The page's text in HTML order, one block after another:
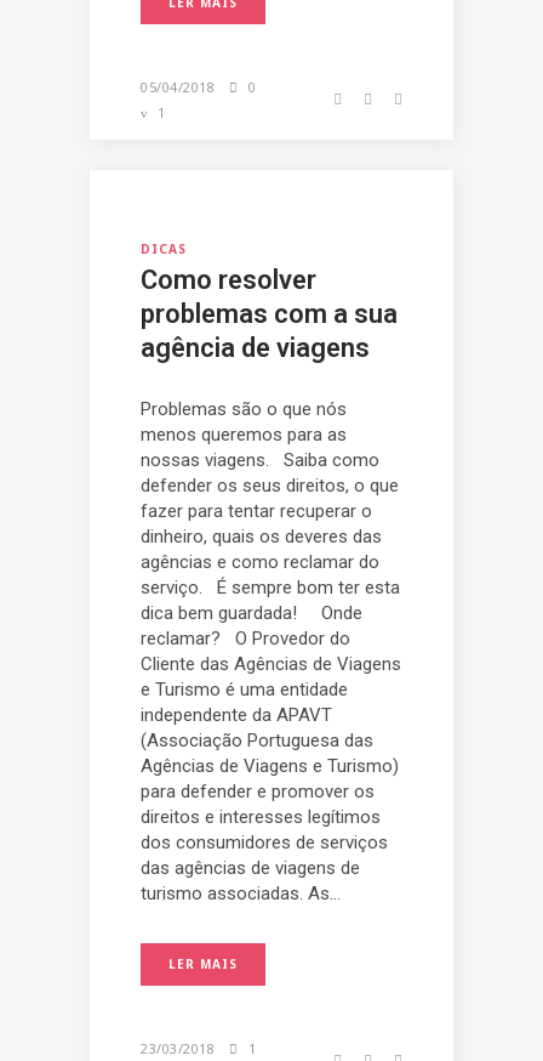
05/04/2018
0
1
DICAS
Como resolver
problemas com a sua
agência de viagens
Problemas são o que nós
menos queremos para as
nossas viagens. Saiba como
defender os seus direitos, o que
fazer para tentar recuperar o
dinheiro, quais os deveres das
agências e como reclamar do
serviço. É sempre bom ter esta
dica bem guardada! Onde
reclamar? O Provedor do
Cliente das Agências de Viagens
e Turismo é uma entidade
independente da APAVT
(Associação Portuguesa das
Agências de Viagens e Turismo)
para defender e promover os
direitos e interesses legítimos
dos consumidores de serviços
das agências de viagens de
turismo associadas. As...
LER MAIS
23/03/2018 1